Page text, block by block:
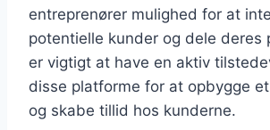
entreprenører mulighed for at
potentielle kunder og dele deres
er vigtigt at have en aktiv
disse platforme for at opbygge
og skabe tillid hos kunderne.